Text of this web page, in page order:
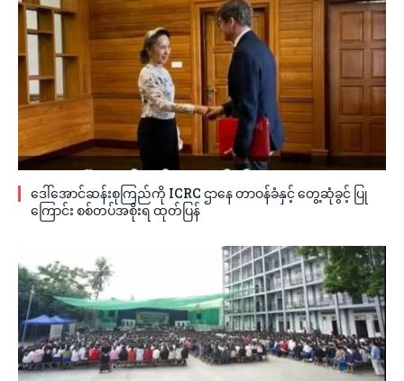
ဒေါ်အောင်ဆန်းစုကြည်ကို ICRC ဌာနေ တာဝန်ခံနှင့် တွေ့ဆုံခွင့် ပြု
ကြောင်း စစ်တပ်အစိုးရ ထုတ်ပြန်